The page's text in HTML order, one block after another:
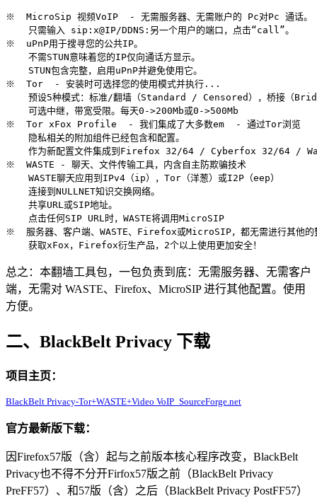
※  MicroSip 视频VoIP  - 无需服务器、无需账户的 Pc对Pc 通话。
    只需输入 sip:x@IP/DDNS:另一个用户的端口，点击“call”。
※  uPnP用于搜寻您的公共IP。
    不需STUN意味着您的IP仅向通话方显示。
    STUN包含完整，启用uPnP并避免使用它。
※  Tor  - 安装时可选择您的使用模式并执行...
预设5种模式：标准/翻墙（Standard / Censored），桥接（
    可选中继，带宽受限。每天0->200Mb或0->500Mb
※  Tor xFox Profile  - 我们集成了大多数em  - 通过Tor浏览
    隐私相关的附加组件已经包含和配置。
作为新配置文件集成到Firefox 32/64 / Cyber​​fox 32/64 /
※  WASTE - 聊天、文件传输工具，内含自主防欺骗技术
    WASTE聊天应用到IPv4（ip），Tor（洋葱）或I2P（eep）
    连接到NULLNET知识交换网络。
    共享URL或SIP地址。
    点击任何SIP URL时，WASTE将调用MicroSIP
※  服务器、客户端、WASTE、Firefox或MicroSIP，都无需进行其他的
总之：本翻墙工具包，一包负责到底：无需服务器、无需客户
端，无需对 WASTE、Firefox、MicroSIP 进行其他配置。使用
方便。
二、BlackBelt Privacy 下载
项目主页：
BlackBelt Privacy-Tor+WASTE+Video VoIP_SourceForge.net
官方最新版下载：
因Firefox57版（含）起与之前版本核心程序改变，BlackBelt
Privacy也不得不分开Firfox57版之前（BlackBelt Privacy
PreFF57）、和57版（含）之后（BlackBelt Privacy PostFF57）